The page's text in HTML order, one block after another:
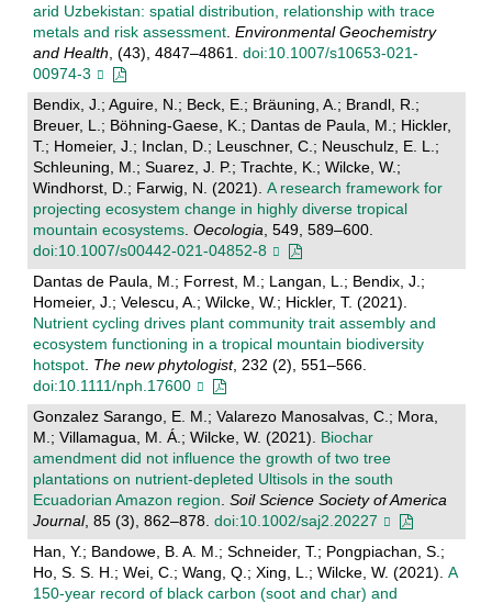
arid Uzbekistan: spatial distribution, relationship with trace
metals and risk assessment. Environmental Geochemistry
and Health , (43), 4847–4861. doi:10.1007/s10653-021-
00974-3
Bendix, J.; Aguire, N.; Beck, E.; Bräuning, A.; Brandl, R.;
Breuer, L.; Böhning-Gaese, K.; Dantas de Paula, M.; Hickler,
T.; Homeier, J.; Inclan, D.; Leuschner, C.; Neuschulz, E. L.;
Schleuning, M.; Suarez, J. P.; Trachte, K.; Wilcke, W.;
Windhorst, D.; Farwig, N. (2021). A research framework for
projecting ecosystem change in highly diverse tropical
mountain ecosystems. Oecologia , 549, 589–600.
doi:10.1007/s00442-021-04852-8
Dantas de Paula, M.; Forrest, M.; Langan, L.; Bendix, J.;
Homeier, J.; Velescu, A.; Wilcke, W.; Hickler, T. (2021).
Nutrient cycling drives plant community trait assembly and
ecosystem functioning in a tropical mountain biodiversity
hotspot. The new phytologist, 232 (2), 551–566.
doi:10.1111/nph.17600
Gonzalez Sarango, E. M.; Valarezo Manosalvas, C.; Mora,
M.; Villamagua, M. Á.; Wilcke, W. (2021). Biochar
amendment did not influence the growth of two tree
plantations on nutrient-depleted Ultisols in the south
Ecuadorian Amazon region Soil Science Society of America
Journal, 85 (3), 862–878. doi:10.1002/saj2.20227
Han, Y.; Bandowe, B. A. M.; Schneider, T.; Pongpiachan, S.;
Ho, S. S. H.; Wei, C.; Wang, Q.; Xing, L.; Wilcke, W. (2021). A
150-year record of black carbon (soot and char) and